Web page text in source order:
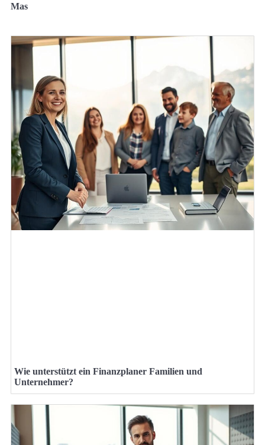
Mas
Wie unterstützt ein Finanzplaner Familien und
Unternehmer?